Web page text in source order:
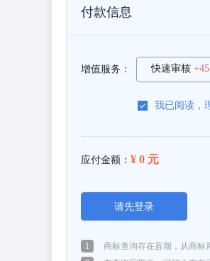
付款信息
增值服务： 快速审核
我已阅读，
应付金额： ¥ 0 元
请先登录
1
商标查询存在盲期，从商标